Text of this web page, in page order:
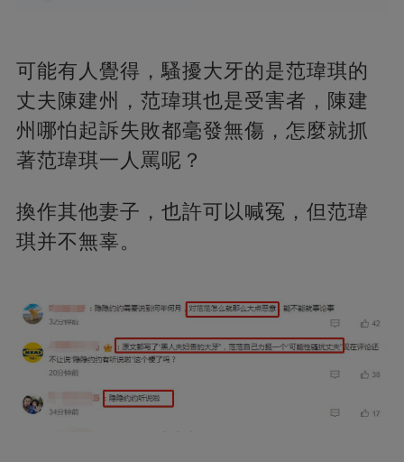
可能有人覺得，騷擾大牙的是范瑋琪的
丈夫陳建州，范瑋琪也是受害者，陳建
州哪怕起訴失敗都毫發無傷，怎麼就抓
著范瑋琪一人罵呢？
換作其他妻子，也許可以喊冤，但范瑋
琪并不無辜。